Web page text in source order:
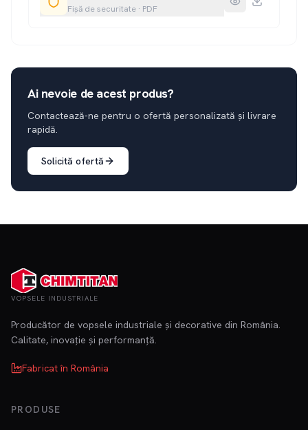
Fișă de securitate · PDF
Ai nevoie de acest produs?
Contactează-ne pentru o ofertă personalizată și livrare
rapidă.
Solicită ofertă
VOPSELE INDUSTRIALE
Producător de vopsele industriale și decorative din România.
Calitate, inovație și performanță.
Fabricat în România
PRODUSE